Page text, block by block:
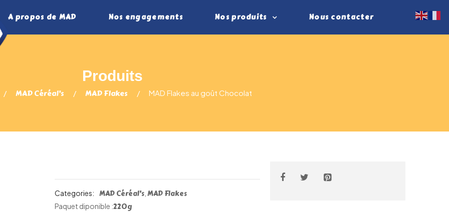
A propos de MAD Nos engagements Nos produits Nous contacter
MAD Céréal’s MAD Flakes MAD Flakes au goût Chocolat
Categories: MAD Céréal’s ,MAD Flakes
220g